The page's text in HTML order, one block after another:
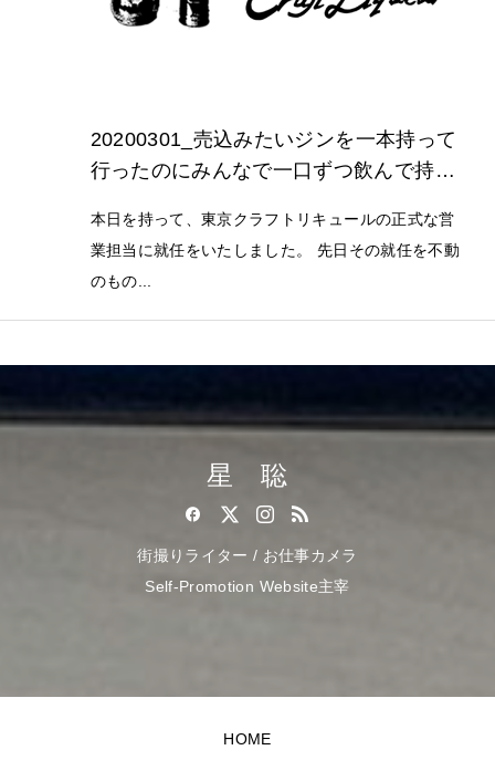
20200301_売込みたいジンを一本持って
行ったのにみんなで一口ずつ飲んで持ち
本日を持って、東京クラフトリキュールの正式な営
業担当に就任をいたしました。 先日その就任を不動
のもの...
星 聡
街撮りライター / お仕事カメラ
Self-Promotion Website主宰
HOME